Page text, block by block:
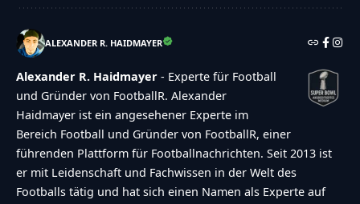
ALEXANDER R. HAIDMAYER
Alexander R. Haidmayer - Experte für Football
und Gründer von FootballR. Alexander
Haidmayer ist ein angesehener Experte im
Bereich Football und Gründer von FootballR, einer
führenden Plattform für Footballnachrichten. Seit 2013 ist
er mit Leidenschaft und Fachwissen in der Welt des
Footballs tätig und hat sich einen Namen als Experte auf